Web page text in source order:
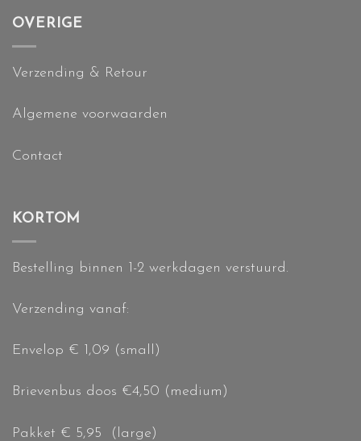
OVERIGE
Verzending & Retour
Algemene voorwaarden
Contact
KORTOM
Bestelling binnen 1-2 werkdagen verstuurd.
Verzending vanaf:
Envelop € 1,09 (small)
Brievenbus doos €4,50 (medium)
Pakket € 5,95 (large)